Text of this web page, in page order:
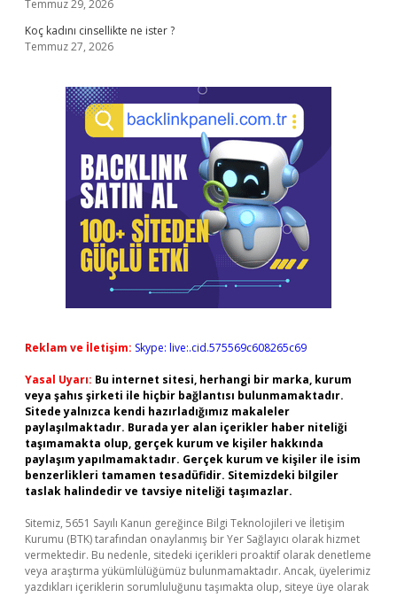
Temmuz 29, 2026
Koç kadını cinsellikte ne ister ?
Temmuz 27, 2026
Reklam ve İletişim: Skype: live:.cid.575569c608265c69
Yasal Uyarı: Bu internet sitesi, herhangi bir marka, kurum
veya şahıs şirketi ile hiçbir bağlantısı bulunmamaktadır.
Sitede yalnızca kendi hazırladığımız makaleler
paylaşılmaktadır. Burada yer alan içerikler haber niteliği
taşımamakta olup, gerçek kurum ve kişiler hakkında
paylaşım yapılmamaktadır. Gerçek kurum ve kişiler ile isim
benzerlikleri tamamen tesadüfidir. Sitemizdeki bilgiler
taslak halindedir ve tavsiye niteliği taşımazlar.
Sitemiz, 5651 Sayılı Kanun gereğince Bilgi Teknolojileri ve İletişim
Kurumu (BTK) tarafından onaylanmış bir Yer Sağlayıcı olarak hizmet
vermektedir. Bu nedenle, sitedeki içerikleri proaktif olarak denetleme
veya araştırma yükümlülüğümüz bulunmamaktadır. Ancak, üyelerimiz
yazdıkları içeriklerin sorumluluğunu taşımakta olup, siteye üye olarak